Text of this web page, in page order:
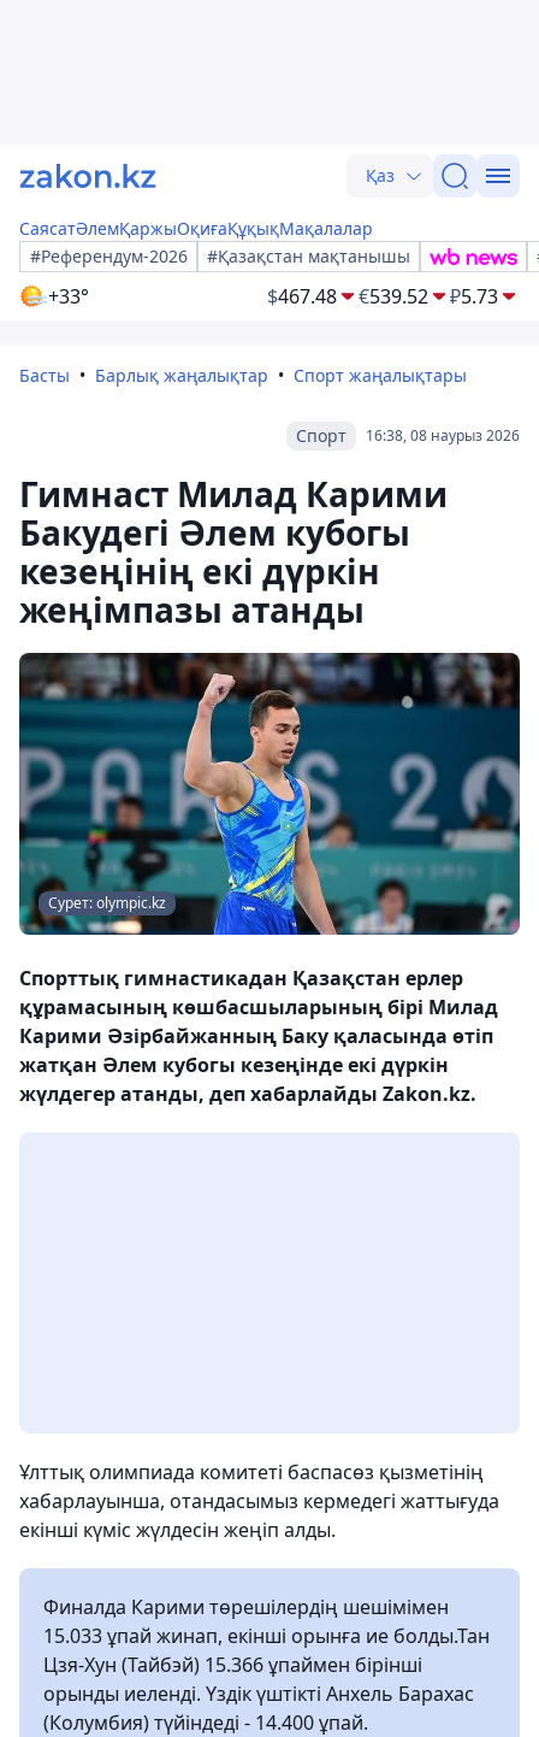
Қаз
СаясатӘлемҚаржыОқиғаҚұқықМақалалар
#Референдум-2026
#Қазақстан мақтанышы
+33° $467.48 €539.52 ₽5.73
Басты Барлық жаңалықтар Спорт жаңалықтары
16:38, 08 наурыз 2026
Спорт
Гимнаст Милад Карими
Бакудегі Әлем кубогы
кезеңінің екі дүркін
жеңімпазы атанды
Сурет: olympic.kz
Спорттық гимнастикадан Қазақстан ерлер
құрамасының көшбасшыларының бірі Милад
Карими Әзірбайжанның Баку қаласында өтіп
жатқан Әлем кубогы кезеңінде екі дүркін
жүлдегер атанды, деп хабарлайды Zakon.kz.
Ұлттық олимпиада комитеті баспасөз қызметінің
хабарлауынша, отандасымыз кермедегі жаттығуда
екінші күміс жүлдесін жеңіп алды.
Финалда Карими төрешілердің шешімімен
15.033 ұпай жинап, екінші орынға ие болды.Тан
Цзя-Хун (Тайбэй) 15.366 ұпаймен бірінші
орынды иеленді. Үздік үштікті Анхель Барахас
(Колумбия) түйіндеді - 14.400 ұпай.